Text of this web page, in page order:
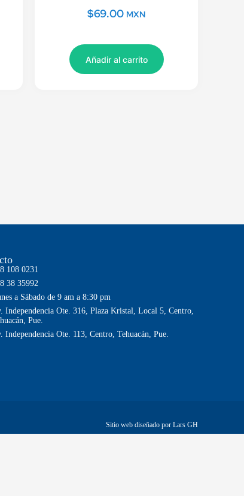
$69.00 MXN
Añadir al carrito
108 0231
38 35992
a Sábado de 9 am a 8:30 pm
Independencia Ote. 316, Plaza Kristal, Local 5, Centro,
Pue.
Independencia Ote. 113, Centro, Tehuacán, Pue.
Sitio web diseñado por Lars GH